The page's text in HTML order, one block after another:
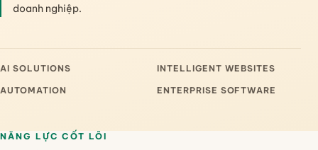
doanh nghiệp.
AI SOLUTIONS INTELLIGENT WEBSITES
AUTOMATION ENTERPRISE SOFTWARE
NĂNG LỰC CỐT LÕI